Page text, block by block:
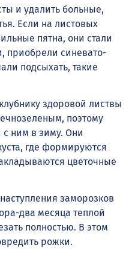
и удалить больные,
Если на листовых
пятна, они стали
приобрели синевато-
подсыхать, такие
здоровой листвы
поэтому
ним в зиму. Они
где формируются
цветочные
заморозков
два месяца теплой
полностью. В этом
рожки.